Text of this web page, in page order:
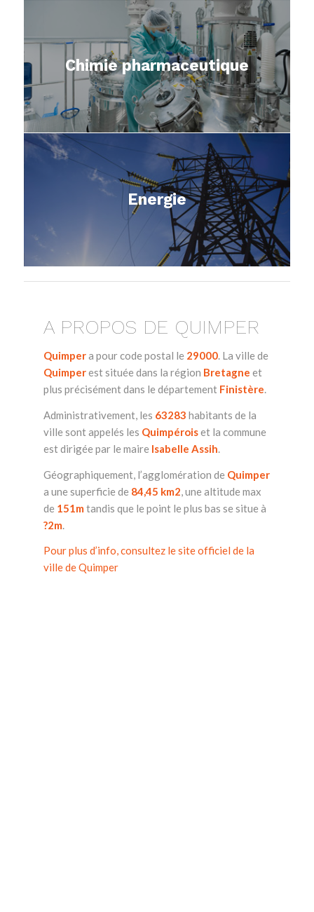
Chimie pharmaceutique
Energie
A PROPOS DE QUIMPER
Quimpera pour code postal le 29000. La ville de
Quimperest située dans la région Bretagne et
plus précisément dans le département Finistère.
Administrativement, les 63283 habitants de la
ville sont appelés les Quimpéroiset la commune
est dirigée par le maire Isabelle Assih.
Géographiquement, l’agglomération de Quimper
a une superficie de 84,45 km2, une altitude max
de 151m tandis que le point le plus bas se situe à
?2m.
Pour plus d’info, consultez le site officiel de la
ville de Quimper